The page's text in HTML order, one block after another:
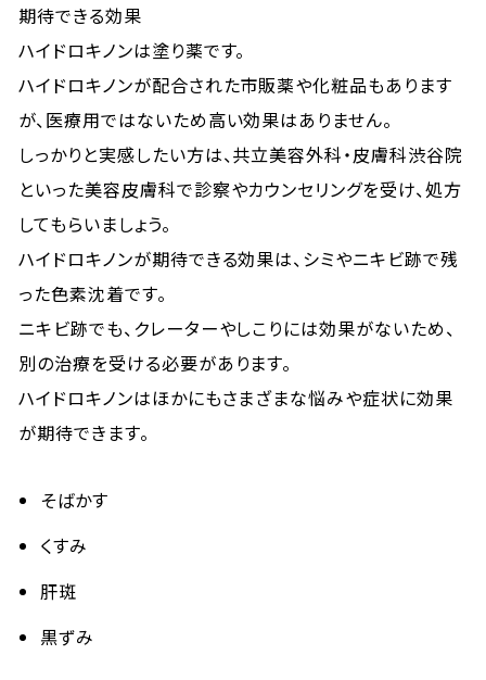
期待できる効果
ハイドロキノンは塗り薬です。
ハイドロキノンが配合された市販薬や化粧品もあります
が、医療用ではないため高い効果はありません。
しっかりと実感したい方は、共立美容外科・皮膚科渋谷院
といった美容皮膚科で診察やカウンセリングを受け、処方
してもらいましょう。
ハイドロキノンが期待できる効果は、シミやニキビ跡で残
った色素沈着です。
ニキビ跡でも、クレーターやしこりには効果がないため、
別の治療を受ける必要があります。
ハイドロキノンはほかにもさまざまな悩みや症状に効果
が期待できます。
そばかす
くすみ
肝斑
黒ずみ